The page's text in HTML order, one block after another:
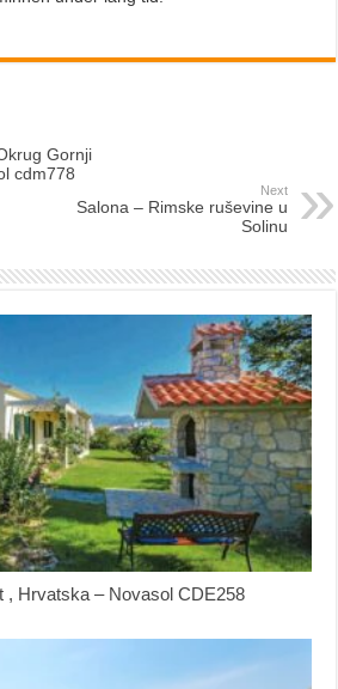
Gornji
cdm778
Next
Salona – Rimske ruševine u
Solinu
, Hrvatska – Novasol CDE258